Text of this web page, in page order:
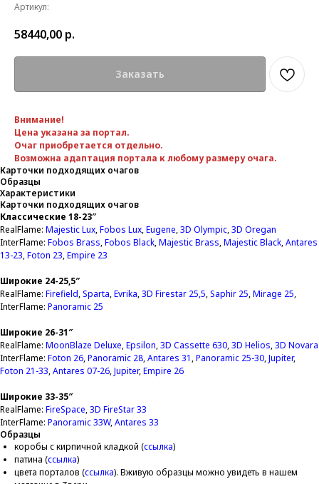
Артикул:
58440,00 р.
Заказать
Внимание!
Цена указана за портал.
Очаг приобретается отдельно.
Возможна адаптация портала к любому размеру очага.
Карточки подходящих очагов
Образцы
Характеристики
Карточки подходящих очагов
Классические 18-23″
RealFlame: Majestic Lux,Fobos Lux,Eugene,3D Olympic,3D Oregan
InterFlame: Fobos Brass,Fobos Black,Majestic Brass,Majestic Black,Antares
13-23,Foton 23,Empire 23
Широкие 24-25,5″
RealFlame: Firefield,Sparta,Evrika,3D Firestar 25,5,Saphir 25,Mirage 25,
InterFlame: Panoramic 25
Широкие 26-31″
RealFlame: MoonBlaze Deluxe,Epsilon,3D Cassette 630,3D Helios,3D Novara
InterFlame: Foton 26,Panoramiс 28,Antares 31 ,Panoramic 25-30,Jupiter,
Foton 21-33,Antares 07-26,Jupiter,Empire 26
Широкие 33-35″
RealFlame: FireSpace,3D FireStar 33
InterFlame: Panoramic 33W,Antares 33
Образцы
коробы с кирпичной кладкой (ссылка)
патина (ссылка)
цвета порталов (ссылка). Вживую образцы можно увидеть в нашем